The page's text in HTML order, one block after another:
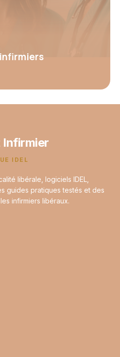
Infirmier
IDEL
libérale, logiciels IDEL,
guides pratiques testés et des
infirmiers libéraux.